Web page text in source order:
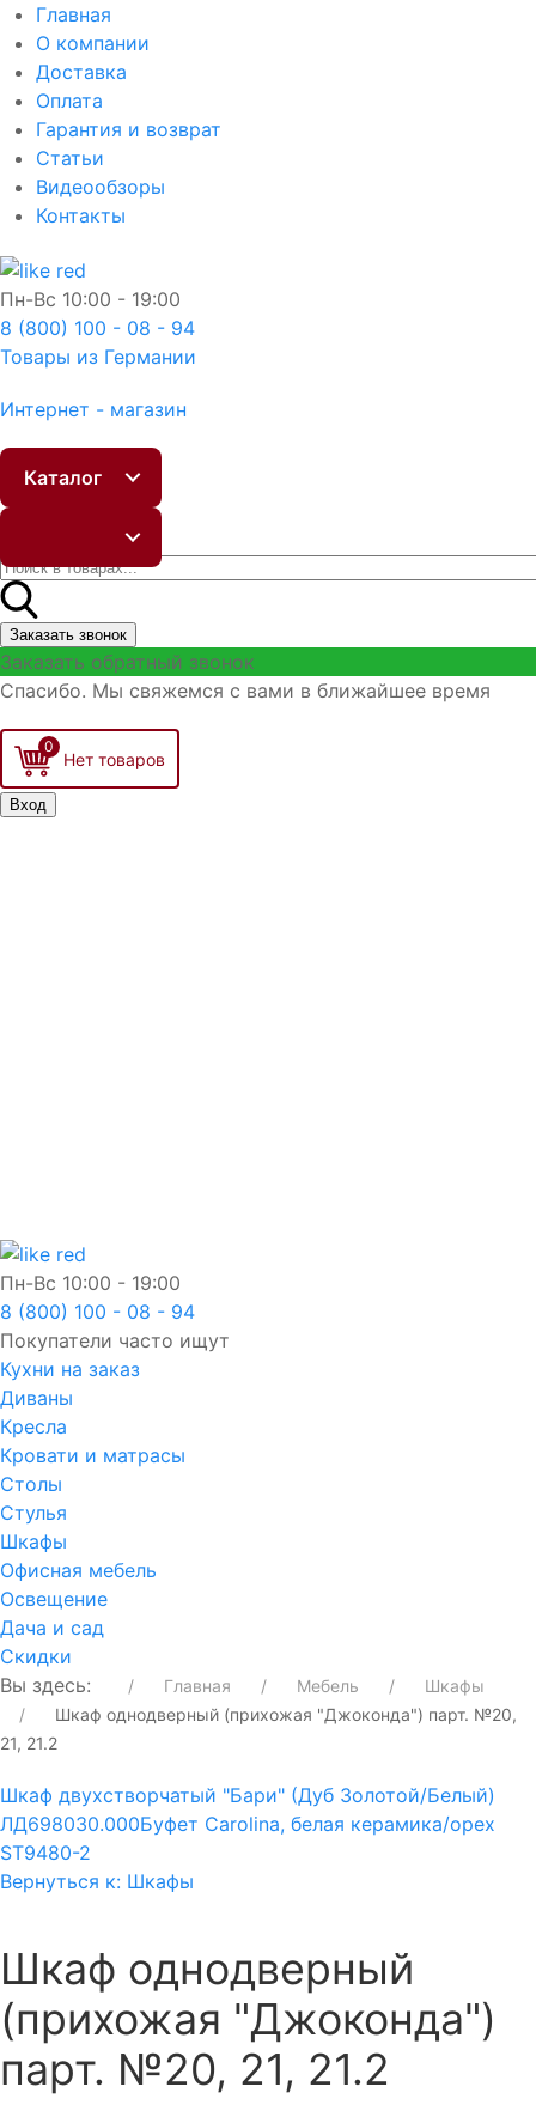
Главная
О компании
Доставка
Оплата
Гарантия и возврат
Статьи
Видеообзоры
Контакты
Пн-Вс 10:00 - 19:00
8 (800) 100 - 08 - 94
Товары из Германии
Интернет - магазин
Каталог
Заказать звонок
Заказать обратный звонок
Спасибо. Мы свяжемся с вами в ближайшее время
0
Вход
Пн-Вс 10:00 - 19:00
8 (800) 100 - 08 - 94
Покупатели часто ищут
Кухни на заказ
Диваны
Кресла
Кровати и матрасы
Столы
Стулья
Шкафы
Офисная мебель
Освещение
Дача и сад
Скидки
Вы здесь:
Главная Мебель
Шкафы
Шкаф однодверный (прихожая "Джоконда") парт. №20,
21, 21.2
Шкаф двухстворчатый "Бари" (Дуб Золотой/Белый)
ЛД698030.000Буфет Carolina, белая керамика/орех
ST9480-2
Вернуться к: Шкафы
Шкаф однодверный
(прихожая "Джоконда")
парт. №20, 21, 21.2